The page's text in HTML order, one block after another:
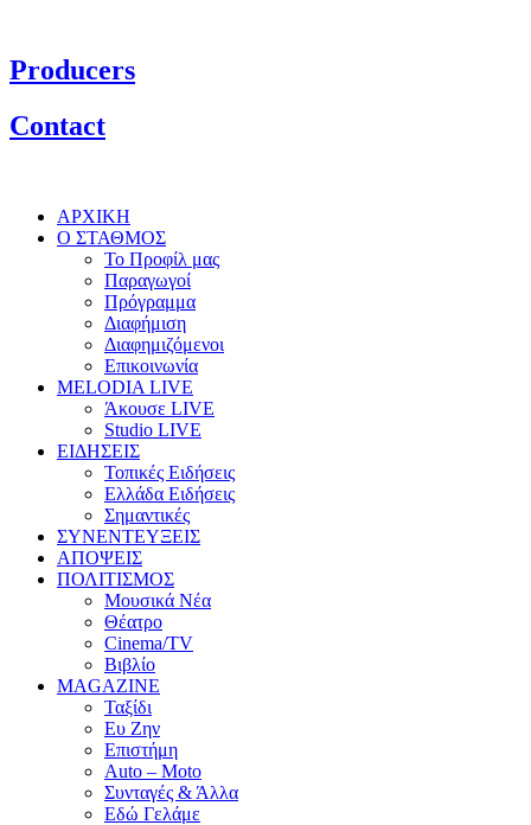
Producers
Contact
ΑΡΧΙΚΗ
Ο ΣΤΑΘΜΟΣ
Το Προφίλ μας
Παραγωγοί
Πρόγραμμα
Διαφήμιση
Διαφημιζόμενοι
Επικοινωνία
MELODIA LIVE
Άκουσε LIVE
Studio LIVE
ΕΙΔΗΣΕΙΣ
Τοπικές Ειδήσεις
Ελλάδα Ειδήσεις
Σημαντικές
ΣΥΝΕΝΤΕΥΞΕΙΣ
ΑΠΟΨΕΙΣ
ΠΟΛΙΤΙΣΜΟΣ
Μουσικά Νέα
Θέατρο
Cinema/TV
Βιβλίο
MAGAZINE
Ταξίδι
Ευ Ζην
Επιστήμη
Auto – Moto
Συνταγές & Άλλα
Εδώ Γελάμε